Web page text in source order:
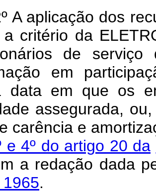
dos
critério da
de
em
data em que os
assegurada,
carência e
e 4º do artigo 20 da
a redação dada
.